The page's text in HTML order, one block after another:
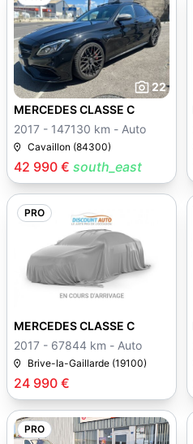
22
42 990 € south_east
MERCEDES CLASSE C
2017 - 147130 km - Auto
Cavaillon (84300)
PRO
24 990 €
MERCEDES CLASSE C
2017 - 67844 km - Auto
Brive-la-Gaillarde (19100)
PRO